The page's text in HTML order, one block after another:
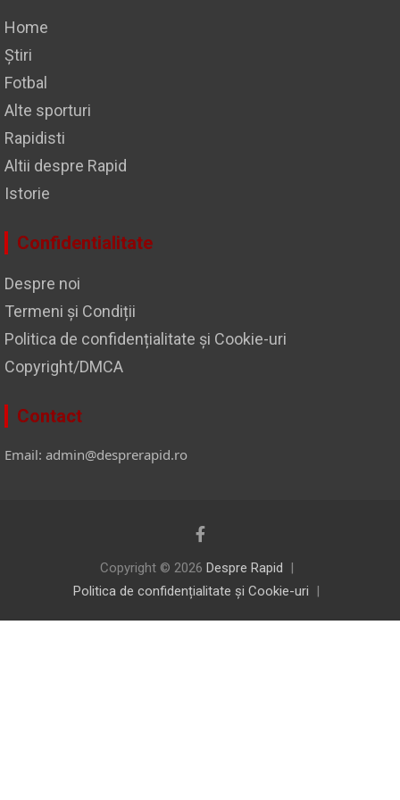
Home
Știri
Fotbal
Alte sporturi
Rapidisti
Altii despre Rapid
Istorie
Confidentialitate
Despre noi
Termeni și Condiții
Politica de confidențialitate și Cookie-uri
Copyright/DMCA
Contact
Email: admin@desprerapid.ro
Copyright © 2026 Despre Rapid
Politica de confidențialitate și Cookie-uri